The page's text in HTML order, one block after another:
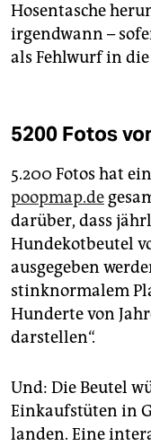
Hosentasche
irgendwann –
als Fehlwurf in
5200 Fotos
5.200 Fotos hat
poopmap.de
darüber, dass
Hundekotbeutel
ausgegeben
stinknormalem
Hunderte von
darstellen“.
Und: Die Beutel
Einkaufstüten in
landen. Eine